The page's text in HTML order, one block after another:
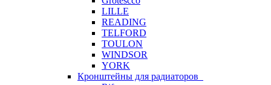
LILLE
READING
TELFORD
TOULON
WINDSOR
YORK
Кронштейны для радиаторов